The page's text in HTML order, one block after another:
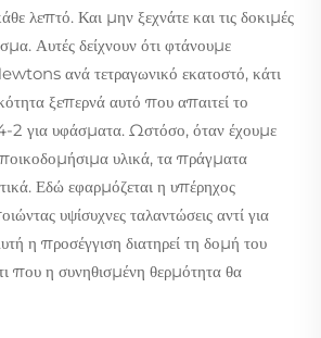
λεπτό. Και μην ξεχνάτε και τις δοκιμές
Αυτές δείχνουν ότι φτάνουμε
ανά τετραγωνικό εκατοστό, κάτι
ξεπερνά αυτό που απαιτεί το
για υφάσματα. Ωστόσο, όταν έχουμε
υλικά, τα πράγματα
Εδώ εφαρμόζεται η υπέρηχος
υψίσυχνες ταλαντώσεις αντί για
η προσέγγιση διατηρεί τη δομή του
που η συνηθισμένη θερμότητα θα